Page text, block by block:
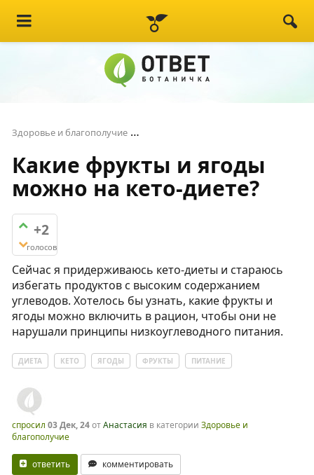
Здоровье и благополучие
Какие фрукты и ягоды
можно на кето-диете?
+2
голосов
Сейчас я придерживаюсь кето-диеты и стараюсь
избегать продуктов с высоким содержанием
углеводов. Хотелось бы узнать, какие фрукты и
ягоды можно включить в рацион, чтобы они не
нарушали принципы низкоуглеводного питания.
ДИЕТА КЕТО ЯГОДЫ ФРУКТЫ ПИТАНИЕ
спросил 03 Дек, 24отАнастасия в категории Здоровье и
благополучие
ответить комментировать